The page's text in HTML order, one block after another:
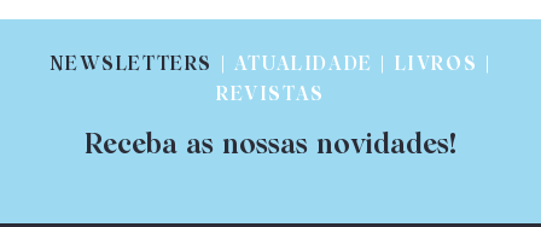
NEWSLETTERS
| ATUALIDADE | LIVROS |
REVISTAS
Receba as nossas novidades!